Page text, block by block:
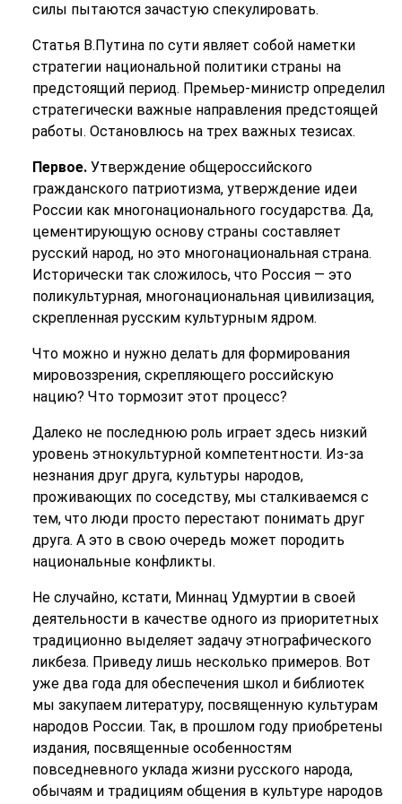
силы пытаются зачастую спекулировать.
Статья В.Путина по сути являет собой наметки
стратегии национальной политики страны на
предстоящий период. Премьер-министр определил
стратегически важные направления предстоящей
работы. Остановлюсь на трех важных тезисах.
Первое.Утверждение общероссийского
гражданского патриотизма, утверждение идеи
России как многонационального государства. Да,
цементирующую основу страны составляет
русский народ, но это многонациональная страна.
Исторически так сложилось, что Россия — это
поликультурная, многонациональная цивилизация,
скрепленная русским культурным ядром.
Что можно и нужно делать для формирования
мировоззрения, скрепляющего российскую
нацию? Что тормозит этот процесс?
Далеко не последнюю роль играет здесь низкий
уровень этнокультурной компетентности. Из-за
незнания друг друга, культуры народов,
проживающих по соседству, мы сталкиваемся с
тем, что люди просто перестают понимать друг
друга. А это в свою очередь может породить
национальные конфликты.
Не случайно, кстати, Миннац Удмуртии в своей
деятельности в качестве одного из приоритетных
традиционно выделяет задачу этнографического
ликбеза. Приведу лишь несколько примеров. Вот
уже два года для обеспечения школ и библиотек
мы закупаем литературу, посвященную культурам
народов России. Так, в прошлом году приобретены
издания, посвященные особенностям
повседневного уклада жизни русского народа,
обычаям и традициям общения в культуре народов